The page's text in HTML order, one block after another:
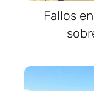
Fallos